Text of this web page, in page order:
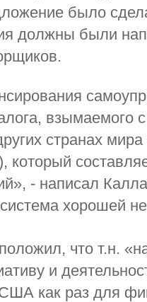
было
должны были
взымаемого
странах
который
- написал
хорошей
что т.н.
и
как раз для